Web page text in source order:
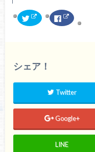
ク
ッ
i
t
e
共
有
し
い
F
c
す
る
に
は
ク
ッ
ク
し
く
シェア！
Twitter
Google+
LINE